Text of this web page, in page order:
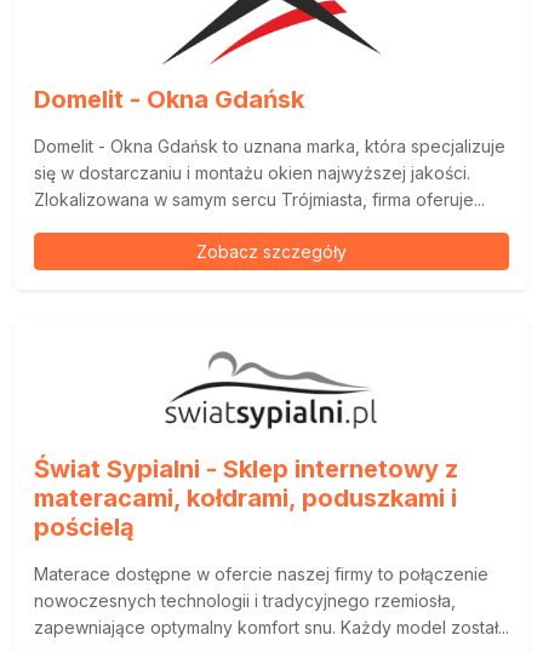
Domelit - Okna Gdańsk
Domelit - Okna Gdańsk to uznana marka, która specjalizuje
się w dostarczaniu i montażu okien najwyższej jakości.
Zlokalizowana w samym sercu Trójmiasta, firma oferuje...
Zobacz szczegóły
Świat Sypialni - Sklep internetowy z
materacami, kołdrami, poduszkami i
pościelą
Materace dostępne w ofercie naszej firmy to połączenie
nowoczesnych technologii i tradycyjnego rzemiosła,
zapewniające optymalny komfort snu. Każdy model został...